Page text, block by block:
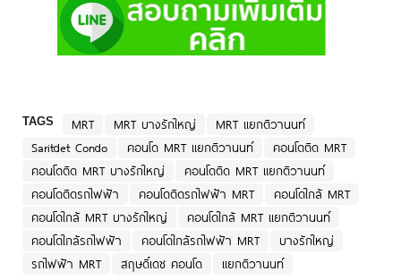
TAGS MRT MRT บางรักใหญ่
MRT แยกติวานนท์
Saritdet Condo
คอนโด MRT แยกติวานนท์
คอนโดติด MRT
คอนโดติด MRT บางรักใหญ่
คอนโดติด MRT แยกติวานนท์
คอนโดติดรถไฟฟ้า
คอนโดติดรถไฟฟ้า MRT
คอนโดใกล้ MRT
คอนโดใกล้ MRT บางรักใหญ่
คอนโดใกล้ MRT แยกติวานนท์
คอนโดใกล้รถไฟฟ้า
คอนโดใกล้รถไฟฟ้า MRT
บางรักใหญ่
รถไฟฟ้า MRT
สฤษดิ์เดช คอนโด แยกติวานนท์